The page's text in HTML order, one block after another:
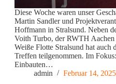
Diese Woche waren unser
Martin Sandler und
Hoffmann in Stralsund. Neben
Voith Turbo, der RWTH Aachen
Weiße Flotte Stralsund hat auch
Treffen teilgenommen. Im
Einbauten…
admin
Februar 14, 2025